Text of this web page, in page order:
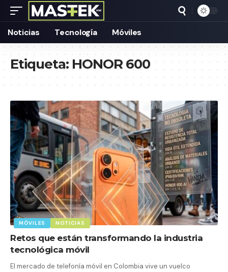
Noticias Tecnología Móviles
Etiqueta:HONOR 600
MÓVILES NOTICIAS
Retos que están transformando la industria
tecnológica móvil
El mercado de telefonía móvil en Colombia vive un vuelco